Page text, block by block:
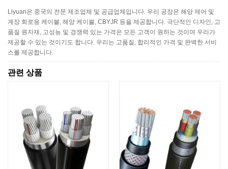
Liyuan은 중국의 전문 제조업체 및 공급업체입니다. 우리 공장은 해양 제어 및
계장 회로용 케이블, 해양 케이블, CBYJR 등을 제공합니다. 극단적인 디자인, 고
품질 원자재, 고성능 및 경쟁력 있는 가격은 모든 고객이 원하는 것이며 우리가
제공할 수 있는 것이기도 합니다. 우리는 고품질, 합리적인 가격 및 완벽한 서비
스를 제공합니다.
관련 상품